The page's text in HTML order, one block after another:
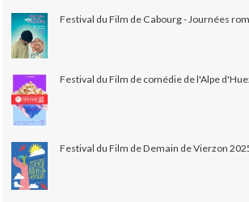
Festival du Film de Cabourg - Journées
Festival du Film de comédie de l'Alpe
Festival du Film de Demain de Vierzon